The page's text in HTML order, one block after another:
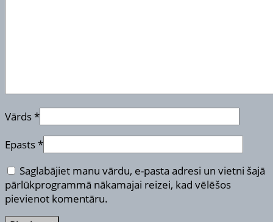
Vārds*
Epasts*
Saglabājiet manu vārdu, e-pasta adresi un vietni šajā
pārlūkprogrammā nākamajai reizei, kad vēlēšos
pievienot komentāru.